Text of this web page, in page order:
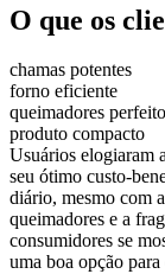
O que os
chamas potentes
forno eficiente
queimadores
produto compacto
Usuários elogiaram
seu ótimo custo-
diário, mesmo com
queimadores e a
consumidores se
uma boa opção